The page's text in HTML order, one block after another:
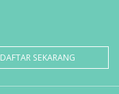
DAFTAR SEKARANG